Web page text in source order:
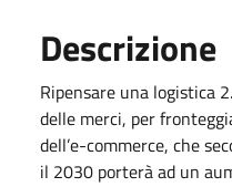
Descrizione
Ripensare una logistica
delle merci, per
dell’e-commerce, che
il 2030 porterà ad un